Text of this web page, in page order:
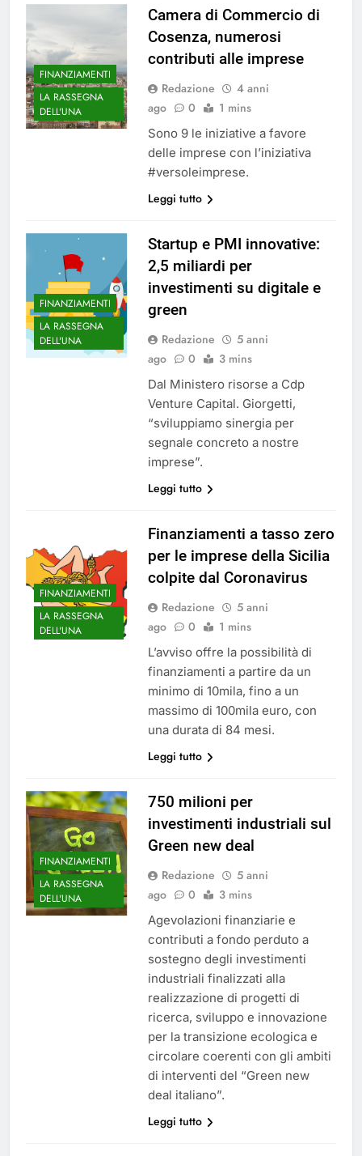
FINANZIAMENTI
LA RASSEGNA
DELL'UNA
Camera di Commercio di
Cosenza, numerosi
contributi alle imprese
Redazione
4 anni
ago
0 1 mins
Sono 9 le iniziative a favore
delle imprese con l’iniziativa
#versoleimprese.
Leggi tutto
FINANZIAMENTI
LA RASSEGNA
DELL'UNA
Startup e PMI innovative:
2,5 miliardi per
investimenti su digitale e
green
Redazione
5 anni
ago
0 3 mins
Dal Ministero risorse a Cdp
Venture Capital. Giorgetti,
“sviluppiamo sinergia per
segnale concreto a nostre
imprese”.
Leggi tutto
FINANZIAMENTI
LA RASSEGNA
DELL'UNA
Finanziamenti a tasso zero
per le imprese della Sicilia
colpite dal Coronavirus
Redazione
5 anni
ago
0 1 mins
L’avviso offre la possibilità di
finanziamenti a partire da un
minimo di 10mila, fino a un
massimo di 100mila euro, con
una durata di 84 mesi.
Leggi tutto
FINANZIAMENTI
LA RASSEGNA
DELL'UNA
750 milioni per
investimenti industriali sul
Green new deal
Redazione
5 anni
ago
0 3 mins
Agevolazioni finanziarie e
contributi a fondo perduto a
sostegno degli investimenti
industriali finalizzati alla
realizzazione di progetti di
ricerca, sviluppo e innovazione
per la transizione ecologica e
circolare coerenti con gli ambiti
di interventi del “Green new
deal italiano”.
Leggi tutto